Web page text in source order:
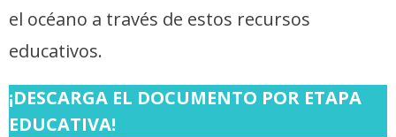
el océano a través de estos recursos
educativos.
¡DESCARGA EL DOCUMENTO POR ETAPA
EDUCATIVA!